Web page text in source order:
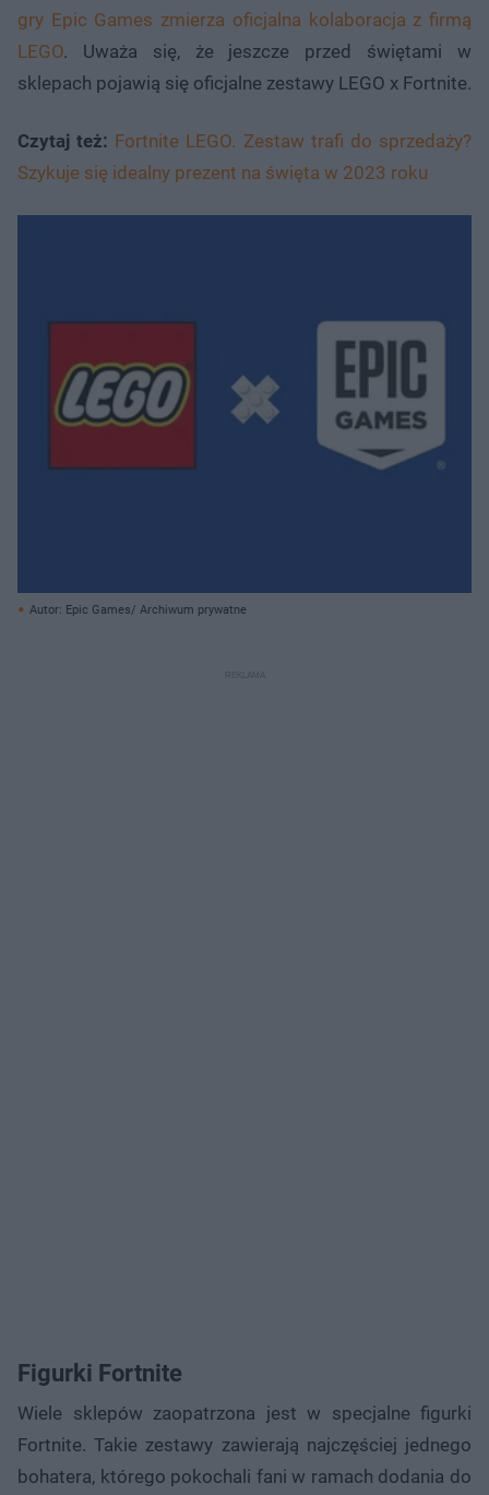
gry Epic Games zmierza oficjalna kolaboracja z firmą
LEGO. Uważa się, że jeszcze przed świętami w
sklepach pojawią się oficjalne zestawy LEGO x Fortnite.
Czytaj też: Fortnite LEGO. Zestaw trafi do sprzedaży?
Szykuje się idealny prezent na święta w 2023 roku
Autor: Epic Games/ Archiwum prywatne
Figurki Fortnite
Wiele sklepów zaopatrzona jest w specjalne figurki
Fortnite. Takie zestawy zawierają najczęściej jednego
bohatera, którego pokochali fani w ramach dodania do